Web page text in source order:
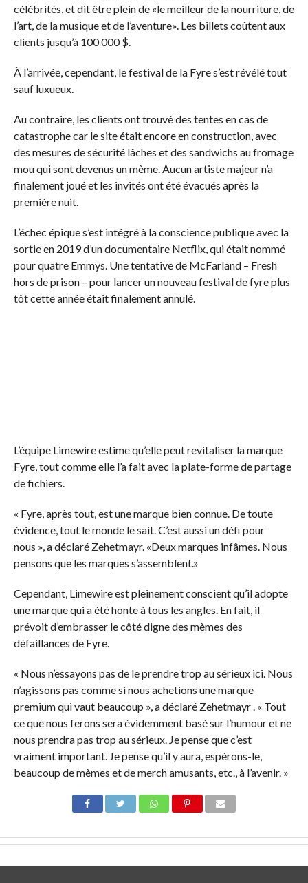
célébrités, et dit être plein de «le meilleur de la nourriture, de
l’art, de la musique et de l’aventure». Les billets coûtent aux
clients jusqu’à 100 000 $.
À l’arrivée, cependant, le festival de la Fyre s’est révélé tout
sauf luxueux.
Au contraire, les clients ont trouvé des tentes en cas de
catastrophe car le site était encore en construction, avec
des mesures de sécurité lâches et des sandwichs au fromage
mou qui sont devenus un mème. Aucun artiste majeur n’a
finalement joué et les invités ont été évacués après la
première nuit.
L’échec épique s’est intégré à la conscience publique avec la
sortie en 2019 d’un documentaire Netflix, qui étaitnommé
pour quatre Emmys. Une tentative de McFarland – Fresh
hors de prison – pour lancer un nouveau festival de fyre plus
tôt cette année étaitfinalement annulé.
L’équipe Limewire estime qu’elle peut revitaliser la marque
Fyre, tout comme elle l’a fait avec la plate-forme de partage
de fichiers.
« Fyre, après tout, est une marque bien connue. De toute
évidence, tout le monde le sait. C’est aussi un défi pour
nous », a déclaré Zehetmayr. «Deux marques infâmes. Nous
pensons que les marques s’assemblent.»
Cependant, Limewire est pleinement conscient qu’il adopte
une marque qui a été honte à tous les angles. En fait, il
prévoit d’embrasser le côté digne des mèmes des
défaillances de Fyre.
« Nous n’essayons pas de le prendre trop au sérieux ici. Nous
n’agissons pas comme si nous achetions une marque
premium qui vaut beaucoup », a déclaré Zehetmayr . « Tout
ce que nous ferons sera évidemment basé sur l’humour et ne
nous prendra pas trop au sérieux. Je pense que c’est
vraiment important. Je pense qu’il y aura, espérons-le,
beaucoup de mèmes et de merch amusants, etc., à l’avenir. »